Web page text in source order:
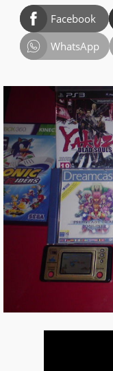
Facebook
WhatsApp